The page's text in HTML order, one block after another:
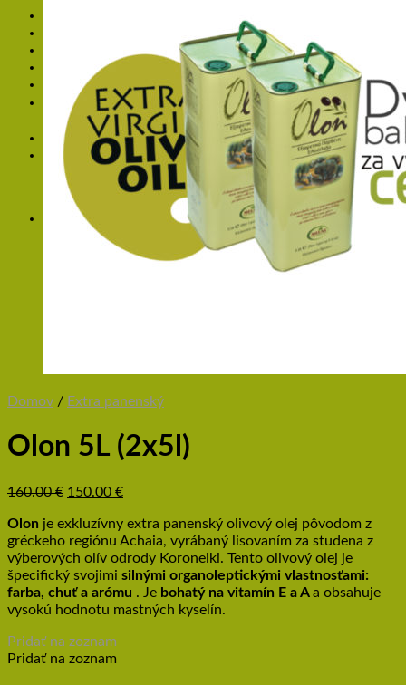
Prihlásenie
Žiadne produkty v košíku.
Domov / Extra panenský
Olon 5L (2x5l)
160.00€ 150.00 €
Olon je exkluzívny extra panenský olivový olej pôvodom z
gréckeho regiónu Achaia, vyrábaný lisovaním za studena z
výberových olív odrody Koroneiki. Tento olivový olej je
špecifický svojimi silnými organoleptickými vlastnosťami:
farba, chuť a arómu . Je bohatý na vitamín E a Aa obsahuje
vysokú hodnotu mastných kyselín.
Pridať na zoznam
Pridať na zoznam